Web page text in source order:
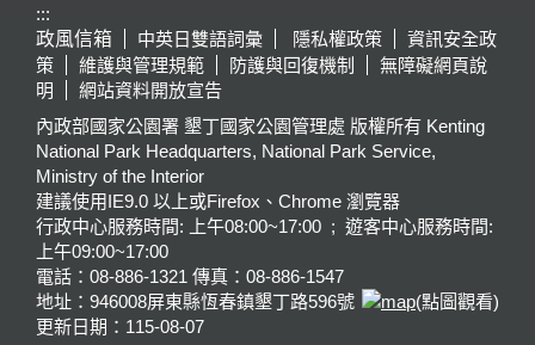
:::
政風信箱
中英日雙語詞彙 隱私權政策
資訊安全政
策
維護與管理規範 防護與回復機制
無障礙網頁說
明
網站資料開放宣告
內政部國家公園署 墾丁國家公園管理處 版權所有 Kenting
National Park Headquarters, National Park Service,
Ministry of the Interior
建議使用IE9.0 以上或Firefox、Chrome 瀏覽器
行政中心服務時間: 上午08:00~17:00 ; 遊客中心服務時間:
上午09:00~17:00
電話：08-886-1321 傳真：08-886-1547
地址：946008屏東縣恆春鎮墾丁路596號
(點圖觀看)
更新日期： 115-08-07